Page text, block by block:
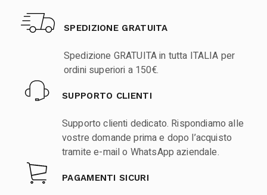
SPEDIZIONE GRATUITA
Spedizione GRATUITA in tutta ITALIA per
ordini superiori a 150€.
SUPPORTO CLIENTI
Supporto clienti dedicato. Rispondiamo alle
vostre domande prima e dopo l’acquisto
tramite e-mail o WhatsApp aziendale.
PAGAMENTI SICURI